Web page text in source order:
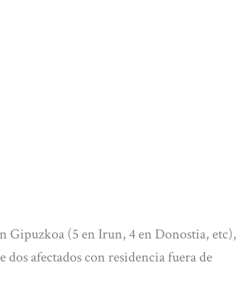
Gipuzkoa (5 en Irun, 4 en Donostia, etc),
dos afectados con residencia fuera de